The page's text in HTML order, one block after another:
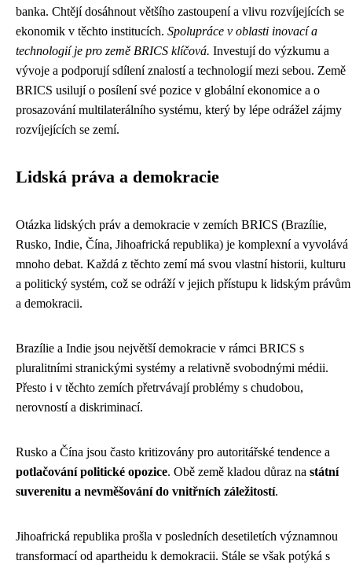
banka. Chtějí dosáhnout většího zastoupení a vlivu rozvíjejících se
ekonomik v těchto institucích. Spolupráce v oblasti inovací a
technologií je pro země BRICS klíčová. Investují do výzkumu a
vývoje a podporují sdílení znalostí a technologií mezi sebou. Země
BRICS usilují o posílení své pozice v globální ekonomice a o
prosazování multilaterálního systému, který by lépe odrážel zájmy
rozvíjejících se zemí.
Lidská práva a demokracie
Otázka lidských práv a demokracie v zemích BRICS (Brazílie,
Rusko, Indie, Čína, Jihoafrická republika) je komplexní a vyvolává
mnoho debat. Každá z těchto zemí má svou vlastní historii, kulturu
a politický systém, což se odráží v jejich přístupu k lidským právům
a demokracii.
Brazílie a Indie jsou největší demokracie v rámci BRICS s
pluralitními stranickými systémy a relativně svobodnými médii.
Přesto i v těchto zemích přetrvávají problémy s chudobou,
nerovností a diskriminací.
Rusko a Čína jsou často kritizovány pro autoritářské tendence a
potlačování politické opozice. Obě země kladou důraz na státní
suverenitu a nevměšování do vnitřních záležitostí.
Jihoafrická republika prošla v posledních desetiletích významnou
transformací od apartheidu k demokracii. Stále se však potýká s